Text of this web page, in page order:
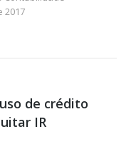
2017
de crédito
IR